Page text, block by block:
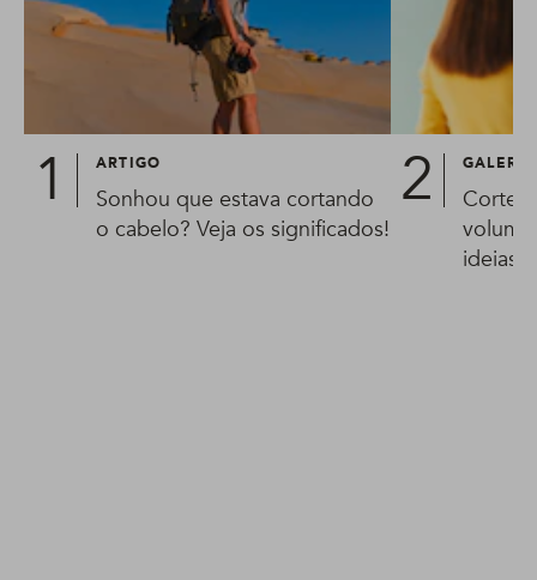
ARTIGO
Sonhou que estava cortando
o cabelo? Veja os significados!
GALERIA
Corte
ideias